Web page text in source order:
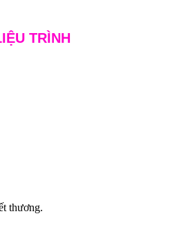
TRÌNH
thương.